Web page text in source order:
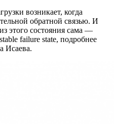
возникает, когда
обратной связью. И
этого состояния сама —
failure state, подробнее
Исаева.